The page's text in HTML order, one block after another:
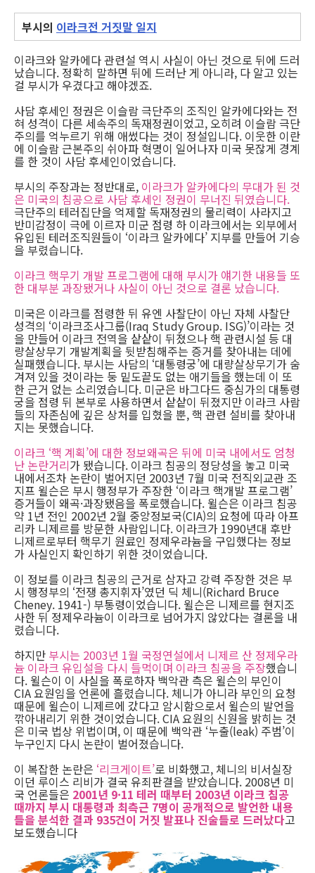
부시의 이라크전 거짓말 일지
이라크와 알카에다 관련설 역시 사실이 아닌 것으로 뒤에 드러
났습니다. 정확히 말하면 뒤에 드러난 게 아니라, 다 알고 있는
걸 부시가 우겼다고 해야겠죠.
사담 후세인 정권은 이슬람 극단주의 조직인 알카에다와는 전
혀 성격이 다른 세속주의 독재정권이었고, 오히려 이슬람 극단
주의를 억누르기 위해 애썼다는 것이 정설입니다. 이웃한 이란
에 이슬람 근본주의 쉬아파 혁명이 일어나자 미국 못잖게 경계
를 한 것이 사담 후세인이었습니다.
부시의 주장과는 정반대로, 이라크가 알카에다의 무대가 된 것
은 미국의 침공으로 사담 후세인 정권이 무너진 뒤였습니다.
극단주의 테러집단을 억제할 독재정권의 물리력이 사라지고
반미감정이 극에 이르자 미군 점령 하 이라크에서는 외부에서
유입된 테러조직원들이 ‘이라크 알카에다’ 지부를 만들어 기승
을 부렸습니다.
이라크 핵무기 개발 프로그램에 대해 부시가 얘기한 내용들 또
한 대부분 과장됐거나 사실이 아닌 것으로 결론 났습니다.
미국은 이라크를 점령한 뒤 유엔 사찰단이 아닌 자체 사찰단
성격의 ‘이라크조사그룹(Iraq Study Group. ISG)’이라는 것
을 만들어 이라크 전역을 샅샅이 뒤졌으나 핵 관련시설 등 대
량살상무기 개발계획을 뒷받침해주는 증거를 찾아내는 데에
실패했습니다. 부시는 사담의 ‘대통령궁’에 대량살상무기가 숨
겨져 있을 것이라는 둥 밑도끝도 없는 애기들을 했는데 이 또
한 근거 없는 소리였습니다. 미군은 바그다드 중심가의 대통령
궁을 점령 뒤 본부로 사용하면서 샅샅이 뒤졌지만 이라크 사람
들의 자존심에 깊은 상처를 입혔을 뿐, 핵 관련 설비를 찾아내
지는 못했습니다.
이라크 ‘핵 계획’에 대한 정보왜곡은 뒤에 미국 내에서도 엄청
난 논란거리가 됐습니다. 이라크 침공의 정당성을 놓고 미국
내에서조차 논란이 벌어지던 2003년 7월 미국 전직외교관 조
지프 윌슨은 부시 행정부가 주장한 ‘이라크 핵개발 프로그램’
증거들이 왜곡·과장됐음을 폭로했습니다. 윌슨은 이라크 침공
약 1년 전인 2002년 2월 중앙정보국(CIA)의 요청에 따라 아프
리카 니제르를 방문한 사람입니다. 이라크가 1990년대 후반
니제르로부터 핵무기 원료인 정제우라늄을 구입했다는 정보
가 사실인지 확인하기 위한 것이었습니다.
이 정보를 이라크 침공의 근거로 삼자고 강력 주장한 것은 부
시 행정부의 ‘전쟁 총지휘자’였던 딕 체니(Richard Bruce
Cheney. 1941-) 부통령이었습니다. 윌슨은 니제르를 현지조
사한 뒤 정제우라늄이 이라크로 넘어가지 않았다는 결론을 내
렸습니다.
하지만 부시는 2003년 1월 국정연설에서 니제르 산 정제우라
늄 이라크 유입설을 다시 들먹이며 이라크 침공을 주장했습니
다. 윌슨이 이 사실을 폭로하자 백악관 측은 윌슨의 부인이
CIA 요원임을 언론에 흘렸습니다. 체니가 아니라 부인의 요청
때문에 윌슨이 니제르에 갔다고 암시함으로서 윌슨의 발언을
깎아내리기 위한 것이었습니다. CIA 요원의 신원을 밝히는 것
은 미국 법상 위법이며, 이 때문에 백악관 ‘누출(leak) 주범’이
누구인지 다시 논란이 벌어졌습니다.
이 복잡한 논란은 ‘리크게이트’로 비화했고, 체니의 비서실장
이던 루이스 리비가 결국 유죄판결을 받았습니다. 2008년 미
국 언론들은 2001년 9·11 테러 때부터 2003년 이라크 침공
때까지 부시 대통령과 최측근 7명이 공개적으로 발언한 내용
들을 분석한 결과 935건이 거짓 발표나 진술들로 드러났다고
보도했습니다